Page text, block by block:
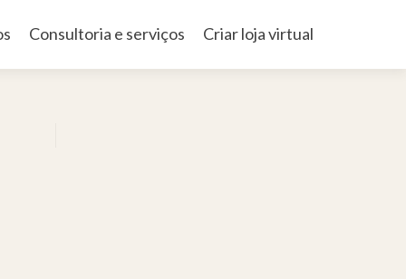
Consultoria e serviços Criar loja virtual